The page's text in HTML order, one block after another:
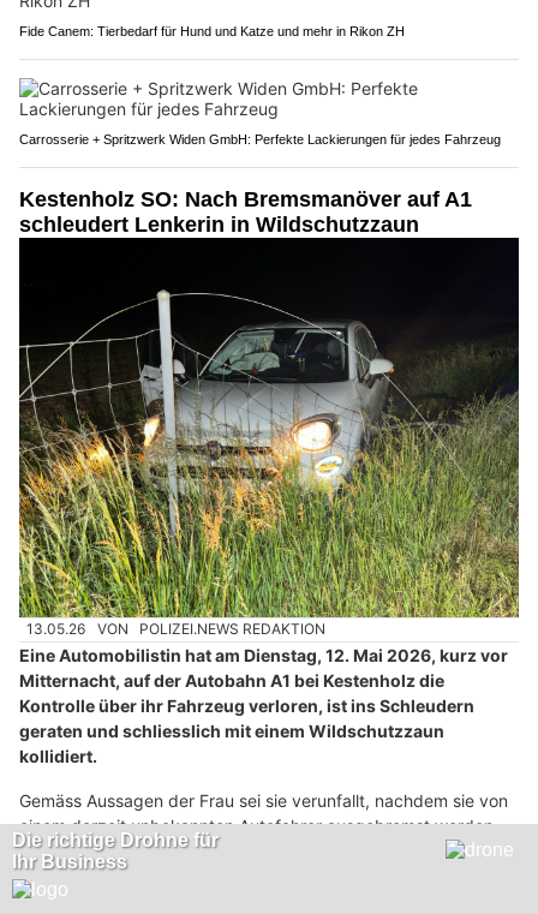
Fide Canem: Tierbedarf für Hund und Katze und mehr in Rikon ZH
Carrosserie + Spritzwerk Widen GmbH: Perfekte Lackierungen für jedes Fahrzeug
Kestenholz SO: Nach Bremsmanöver auf A1
schleudert Lenkerin in Wildschutzzaun
13.05.26 VON POLIZEI.NEWS REDAKTION
Eine Automobilistin hat am Dienstag, 12. Mai 2026, kurz vor
Mitternacht, auf der Autobahn A1 bei Kestenholz die
Kontrolle über ihr Fahrzeug verloren, ist ins Schleudern
geraten und schliesslich mit einem Wildschutzzaun
kollidiert.
Gemäss Aussagen der Frau sei sie verunfallt, nachdem sie von
einem derzeit unbekannten Autofahrer ausgebremst worden
sei. Zur Klärung des genauen Unfallhergangs sucht die Polizei
Zeugen.